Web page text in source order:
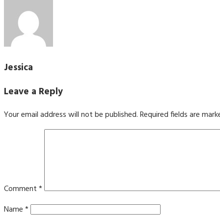
Jessica
Leave a Reply
Your email address will not be published.Required fields are
Comment*
Name*